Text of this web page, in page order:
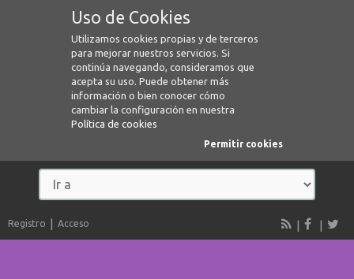
Uso de Cookies
Utilizamos cookies propias y de terceros
para mejorar nuestros servicios. Si
continúa navegando, consideramos que
acepta su uso. Puede obtener más
información o bien conocer cómo
cambiar la configuración en nuestra
Política de cookies
Permitir cookies
Registro Acceso